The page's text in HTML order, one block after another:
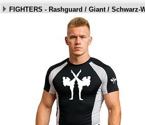
FIGHTERS - Rashguard / Giant / Schwarz-